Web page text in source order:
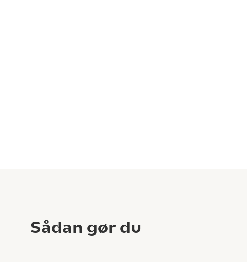
Sådan gør du